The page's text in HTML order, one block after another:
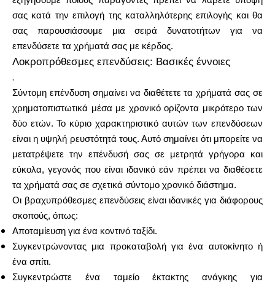
Υπολογιστές
Ιστολόγιο
Επικοινωνήστε μαζί μας
Βοήθεια
σας κατά την επιλογή της καταλληλότερης επιλογής και θα
σας παρουσιάσουμε μια σειρά δυνατοτήτων για να
επενδύσετε τα χρήματά σας με κέρδος.
Λοκροπρόθεσμες επενδύσεις: Βασικές έννοιες
.
Σύντομη επένδυση σημαίνει να διαθέτετε τα χρήματά σας σε
χρηματοπιστωτικά μέσα με χρονικό ορίζοντα μικρότερο των
δύο ετών. Το κύριο χαρακτηριστικό αυτών των επενδύσεων
είναι η υψηλή ρευστότητά τους. Αυτό σημαίνει ότι μπορείτε να
μετατρέψετε την επένδυσή σας σε μετρητά γρήγορα και
εύκολα, γεγονός που είναι ιδανικό εάν πρέπει να διαθέσετε
τα χρήματά σας σε σχετικά σύντομο χρονικό διάστημα.
Οι βραχυπρόθεσμες επενδύσεις είναι ιδανικές για διάφορους
σκοπούς, όπως:
Αποταμίευση για ένα κοντινό ταξίδι.
Συγκεντρώνοντας μια προκαταβολή για ένα αυτοκίνητο ή
ένα σπίτι.
Συγκεντρώστε ένα ταμείο έκτακτης ανάγκης για